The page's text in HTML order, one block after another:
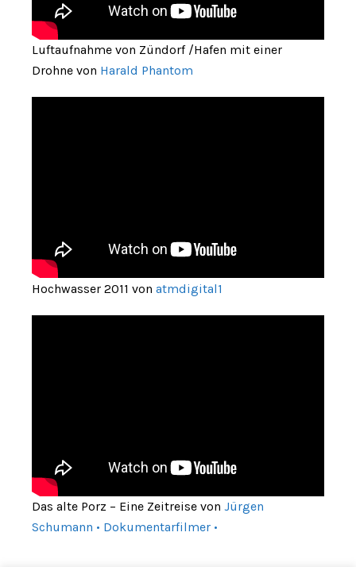
Luftaufnahme von Zündorf /Hafen mit einer
Drohne von Harald Phantom
Hochwasser 2011 von atmdigital1
Das alte Porz – Eine Zeitreise von Jürgen
Schumann • Dokumentarfilmer •